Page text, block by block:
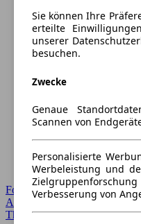
Forum Startseite
Alle Auto-Foren
Themen-Forum
Sie können Ihre
erteilte
unserer
besuchen.
Zwecke
Genaue
Scannen von
Personalisierte
Werbeleistung und
Verbesserung von